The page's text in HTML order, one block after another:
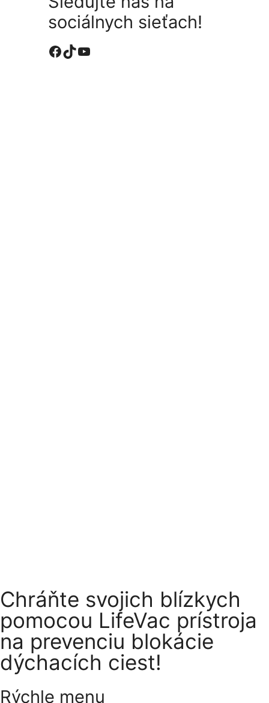
sociálnych sieťach!
Chráňte svojich blízkych
pomocou LifeVac prístroja
na prevenciu blokácie
dýchacích ciest!
Rýchle menu